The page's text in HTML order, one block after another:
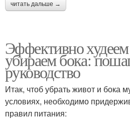
читать дальше →
Эффективно
убираем бока:
руководство
Итак, чтоб убрать живот и бока
условиях, необходимо
правил питания: